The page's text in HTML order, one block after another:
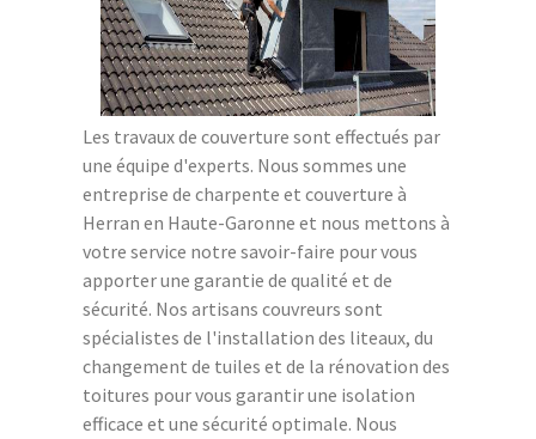
Les travaux de couverture sont effectués par
une équipe d'experts. Nous sommes une
entreprise de charpente et couverture à
Herran en Haute-Garonne et nous mettons à
votre service notre savoir-faire pour vous
apporter une garantie de qualité et de
sécurité. Nos artisans couvreurs sont
spécialistes de l'installation des liteaux, du
changement de tuiles et de la rénovation des
toitures pour vous garantir une isolation
efficace et une sécurité optimale. Nous